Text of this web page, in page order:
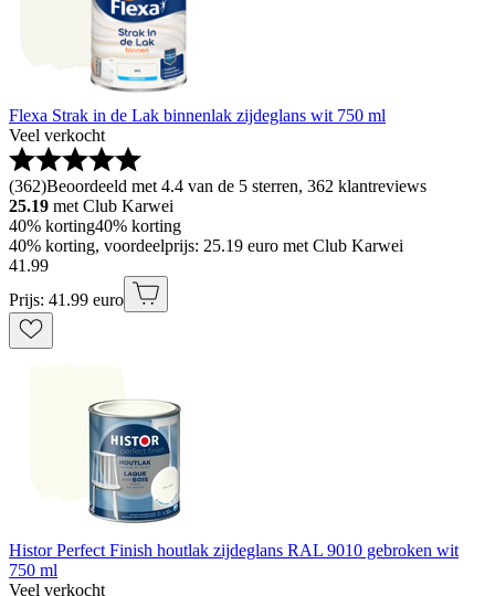
Flexa Strak in de Lak binnenlak zijdeglans wit 750 ml
Veel verkocht
(362)Beoordeeld met 4.4 van de 5 sterren, 362 klantreviews
25.19 met Club Karwei
40% korting40% korting
40% korting, voordeelprijs: 25.19 euro met Club Karwei
41 .99
Prijs: 41.99 euro
Histor Perfect Finish houtlak zijdeglans RAL 9010 gebroken wit
750 ml
Veel verkocht